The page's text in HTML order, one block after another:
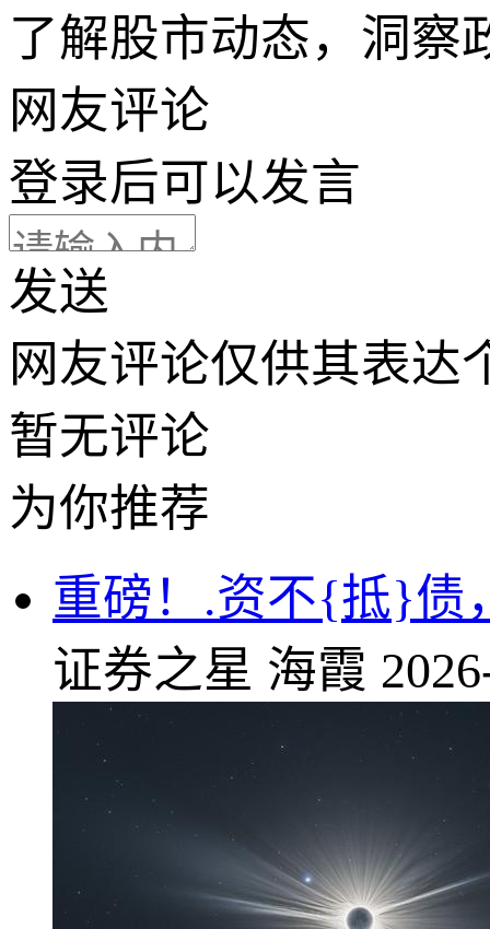
了解股市动态，洞察
网友评论
登录后可以发言
发送
网友评论仅供其表达
暂无评论
为你推荐
重磅！.资不{抵}债
证券之星 海霞